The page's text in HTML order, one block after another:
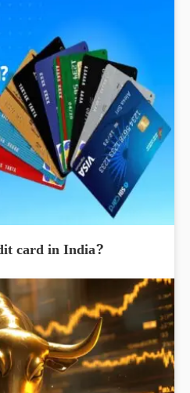
card in India?